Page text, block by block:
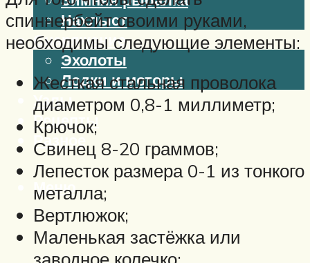
Нахлыст
Снаряжение
Эхолоты
Лодки и моторы
Узлы
Рецепты
Разное
Меню
спиннербейт своими руками,
необходимы следующие элементы:
Жесткая стальная проволока
диаметром 0,8-1 миллиметр;
Крючок;
Свинец 8-20 граммов;
Лепесток размера 0-1 из тонкого
металла;
Вертлюжок;
Маленькая застёжка или